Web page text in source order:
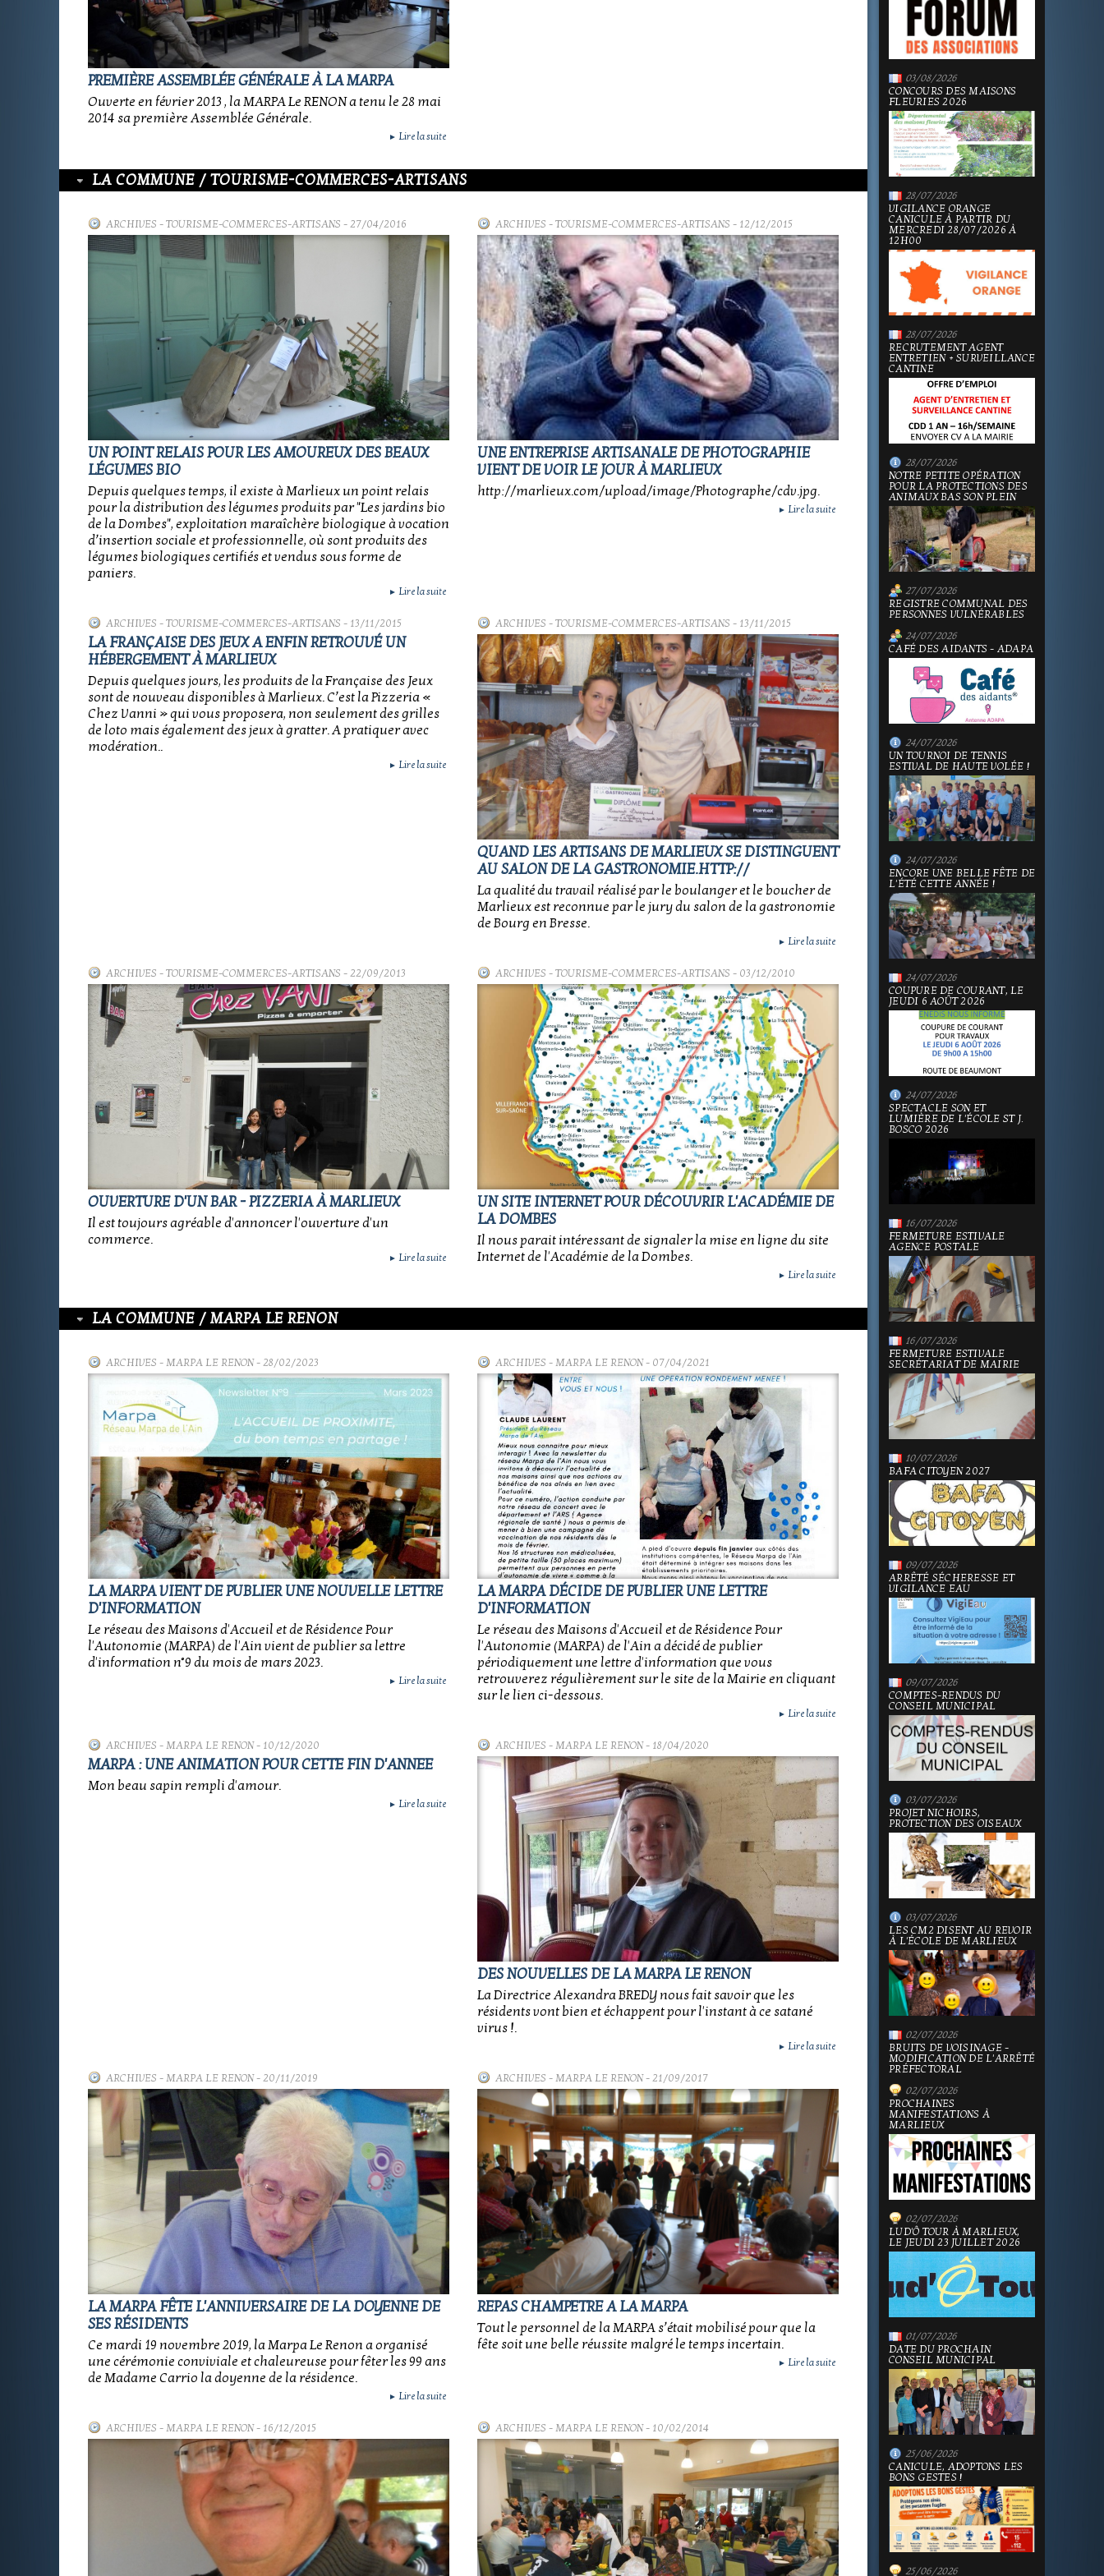
PREMIÈRE ASSEMBLÉE GÉNÉRALE À LA MARPA
Ouverte en février 2013 , la MARPA Le RENON a tenu le 28 mai
2014 sa première Assemblée Générale.
► Lire la suite
LA COMMUNE / TOURISME-COMMERCES-ARTISANS
ARCHIVES -TOURISME-COMMERCES-ARTISANS - 27/04/2016
UN POINT RELAIS POUR LES AMOUREUX DES BEAUX
LÉGUMES BIO
Depuis quelques temps, il existe à Marlieux un point relais
pour la distribution des légumes produits par "Les jardins bio
de la Dombes", exploitation maraîchère biologique à vocation
d’insertion sociale et professionnelle, où sont produits des
légumes biologiques certifiés et vendus sous forme de
paniers.
► Lire la suite
ARCHIVES -TOURISME-COMMERCES-ARTISANS - 12/12/2015
UNE ENTREPRISE ARTISANALE DE PHOTOGRAPHIE
VIENT DE VOIR LE JOUR À MARLIEUX
http://marlieux.com/upload/image/Photographe/cdv.jpg.
► Lire la suite
ARCHIVES -TOURISME-COMMERCES-ARTISANS - 13/11/2015
LA FRANÇAISE DES JEUX A ENFIN RETROUVÉ UN
HÉBERGEMENT À MARLIEUX
Depuis quelques jours, les produits de la Française des Jeux
sont de nouveau disponibles à Marlieux. C’est la Pizzeria «
Chez Vanni » qui vous proposera, non seulement des grilles
de loto mais également des jeux à gratter. A pratiquer avec
modération..
► Lire la suite
ARCHIVES -TOURISME-COMMERCES-ARTISANS - 13/11/2015
QUAND LES ARTISANS DE MARLIEUX SE DISTINGUENT
AU SALON DE LA GASTRONOMIE.HTTP://
La qualité du travail réalisé par le boulanger et le boucher de
Marlieux est reconnue par le jury du salon de la gastronomie
de Bourg en Bresse.
► Lire la suite
ARCHIVES -TOURISME-COMMERCES-ARTISANS - 22/09/2013
OUVERTURE D'UN BAR - PIZZERIA À MARLIEUX
Il est toujours agréable d'annoncer l'ouverture d'un
commerce.
► Lire la suite
ARCHIVES -TOURISME-COMMERCES-ARTISANS - 03/12/2010
UN SITE INTERNET POUR DÉCOUVRIR L'ACADÉMIE DE
LA DOMBES
Il nous parait intéressant de signaler la mise en ligne du site
Internet de l'Académie de la Dombes.
► Lire la suite
LA COMMUNE / MARPA LE RENON
ARCHIVES -MARPA LE RENON- 28/02/2023
LA MARPA VIENT DE PUBLIER UNE NOUVELLE LETTRE
D'INFORMATION
Le réseau des Maisons d'Accueil et de Résidence Pour
l'Autonomie (MARPA) de l'Ain vient de publier sa lettre
d'information n°9 du mois de mars 2023.
► Lire la suite
ARCHIVES -MARPA LE RENON- 07/04/2021
LA MARPA DÉCIDE DE PUBLIER UNE LETTRE
D'INFORMATION
Le réseau des Maisons d'Accueil et de Résidence Pour
l'Autonomie (MARPA) de l'Ain a décidé de publier
périodiquement une lettre d'information que vous
retrouverez régulièrement sur le site de la Mairie en cliquant
sur le lien ci-dessous.
► Lire la suite
ARCHIVES -MARPA LE RENON- 10/12/2020
MARPA : UNE ANIMATION POUR CETTE FIN D'ANNEE
Mon beau sapin rempli d'amour.
► Lire la suite
ARCHIVES -MARPA LE RENON- 18/04/2020
DES NOUVELLES DE LA MARPA LE RENON
La Directrice Alexandra BREDY nous fait savoir que les
résidents vont bien et échappent pour l'instant à ce satané
virus !.
► Lire la suite
ARCHIVES -MARPA LE RENON- 20/11/2019
LA MARPA FÊTE L'ANNIVERSAIRE DE LA DOYENNE DE
SES RÉSIDENTS
Ce mardi 19 novembre 2019, la Marpa Le Renon a organisé
une cérémonie conviviale et chaleureuse pour fêter les 99 ans
de Madame Carrio la doyenne de la résidence.
► Lire la suite
ARCHIVES -MARPA LE RENON- 21/09/2017
REPAS CHAMPETRE A LA MARPA
Tout le personnel de la MARPA s’était mobilisé pour que la
fête soit une belle réussite malgré le temps incertain.
► Lire la suite
ARCHIVES -MARPA LE RENON- 16/12/2015 ARCHIVES -MARPA LE RENON- 10/02/2014
03/08/2026
CONCOURS DES MAISONS
FLEURIES 2026
28/07/2026
VIGILANCE ORANGE
CANICULE À PARTIR DU
MERCREDI 28/07/2026 À
12H00
28/07/2026
RECRUTEMENT AGENT
ENTRETIEN + SURVEILLANCE
CANTINE
28/07/2026
NOTRE PETITE OPÉRATION
POUR LA PROTECTIONS DES
ANIMAUX BAS SON PLEIN
27/07/2026
REGISTRE COMMUNAL DES
PERSONNES VULNÉRABLES
24/07/2026
CAFÉ DES AIDANTS - ADAPA
24/07/2026
UN TOURNOI DE TENNIS
ESTIVAL DE HAUTE VOLÉE !
24/07/2026
ENCORE UNE BELLE FÊTE DE
L'ÉTÉ CETTE ANNÉE !
24/07/2026
COUPURE DE COURANT, LE
JEUDI 6 AOÛT 2026
24/07/2026
SPECTACLE SON ET
LUMIÈRE DE L'ÉCOLE ST J.
BOSCO 2026
16/07/2026
FERMETURE ESTIVALE
AGENCE POSTALE
16/07/2026
FERMETURE ESTIVALE
SECRÉTARIAT DE MAIRIE
10/07/2026
BAFA CITOYEN 2027
09/07/2026
ARRÊTÉ SÉCHERESSE ET
VIGILANCE EAU
09/07/2026
COMPTES-RENDUS DU
CONSEIL MUNICIPAL
03/07/2026
PROJET NICHOIRS,
PROTECTION DES OISEAUX
03/07/2026
LES CM2 DISENT AU REVOIR
À L'ÉCOLE DE MARLIEUX
02/07/2026
BRUITS DE VOISINAGE -
MODIFICATION DE L'ARRÊTÉ
PRÉFECTORAL
02/07/2026
PROCHAINES
MANIFESTATIONS À
MARLIEUX
02/07/2026
LUD'Ô TOUR À MARLIEUX,
LE JEUDI 23 JUILLET 2026
01/07/2026
DATE DU PROCHAIN
CONSEIL MUNICIPAL
25/06/2026
CANICULE, ADOPTONS LES
BONS GESTES !
25/06/2026